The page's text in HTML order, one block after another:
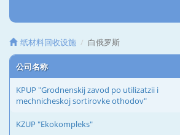
纸材料回收设施 白俄罗斯
公司名称
KPUP "Grodnenskij zavod po utilizatzii i
mechnicheskoj sortirovke othodov"
KZUP "Ekokompleks"